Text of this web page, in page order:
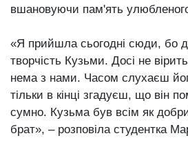
вшановуючи пам'ять
«Я прийшла сьогодні сюди, бо
творчість Кузьми. Досі не
нема з нами. Часом слухаєш
тільки в кінці згадуєш, що він
сумно. Кузьма був всім як
брат», – розповіла студентка